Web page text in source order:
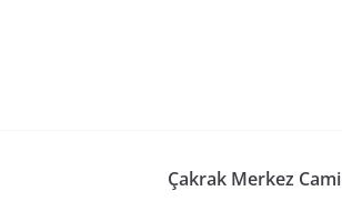
Çakrak Merkez Cami